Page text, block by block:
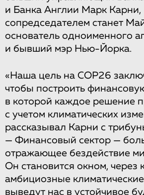
и Банка Англии Марк Карни,
сопредседателем станет
основатель одноименного
и бывший мэр Нью-Йорка.
«Наша цель на COP26
чтобы построить
в которой каждое решение
с учетом климатических
рассказывал Карни с
— Финансовый сектор —
отражающее бездействие
Он становится окном, через
амбициозные
выведут нас в устойчивое